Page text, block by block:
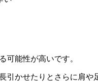
可能性が高いです。
かせたりとさらに肩や